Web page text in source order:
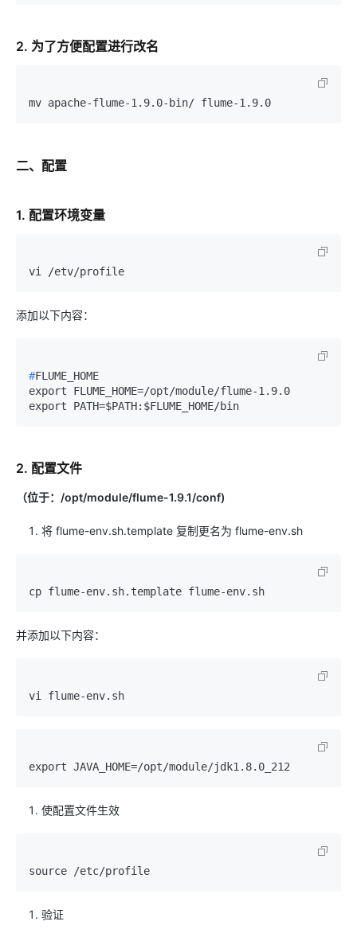
2. 为了方便配置进行改名
二、配置
1. 配置环境变量
添加以下内容：
#FLUME_HOME
export FLUME_HOME=/opt/module/flume-1.9.0
2. 配置文件
（位于：/opt/module/flume-1.9.1/conf)
将 flume-env.sh.template 复制更名为 flume-env.sh
并添加以下内容：
使配置文件生效
验证